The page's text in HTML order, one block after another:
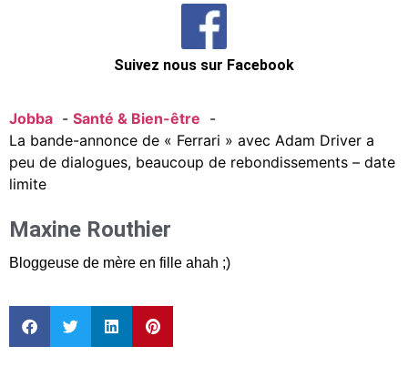
Suivez nous sur Facebook
Jobba
Santé & Bien-être
La bande-annonce de « Ferrari » avec Adam Driver a
peu de dialogues, beaucoup de rebondissements – date
limite
Maxine Routhier
Bloggeuse de mère en fille ahah ;)